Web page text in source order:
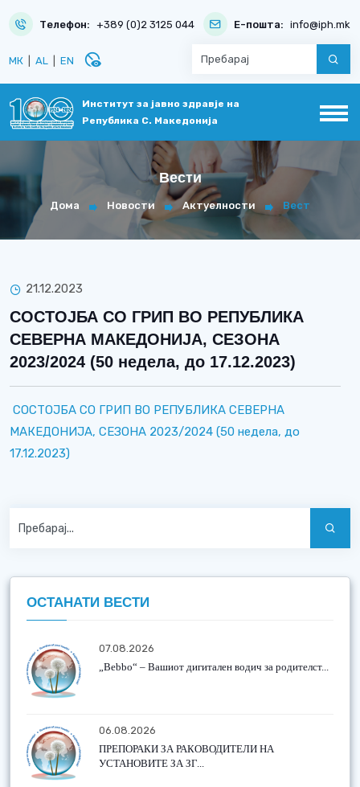
Телефон: +389 (0)2 3125 044 Е-пошта: info@iph.mk
МК AL EN disabled_visible
Институт за јавно здравје на
Република С. Македонија
Вести
Дома Новости Актуелности Вест
21.12.2023
СОСТОЈБА СО ГРИП ВО РЕПУБЛИКА
СЕВЕРНА МАКЕДОНИЈА, СЕЗОНА
2023/2024 (50 недела, до 17.12.2023)
СОСТОЈБА СО ГРИП ВО РЕПУБЛИКА СЕВЕРНА
МАКЕДОНИЈА, СЕЗОНА 2023/2024 (50 недела, до
17.12.2023)
ОСТАНАТИ ВЕСТИ
07.08.2026
„Bebbo“ – Вашиот дигитален водич за родителст...
06.08.2026
ПРЕПОРАКИ ЗА РАКОВОДИТЕЛИ НА
УСТАНОВИТЕ ЗА ЗГ...